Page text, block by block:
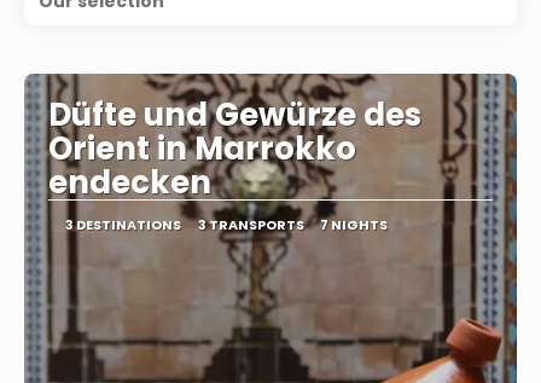
Düfte und Gewürze des
Orient in Marrokko
endecken
3 DESTINATIONS 3 TRANSPORTS 7 NIGHTS